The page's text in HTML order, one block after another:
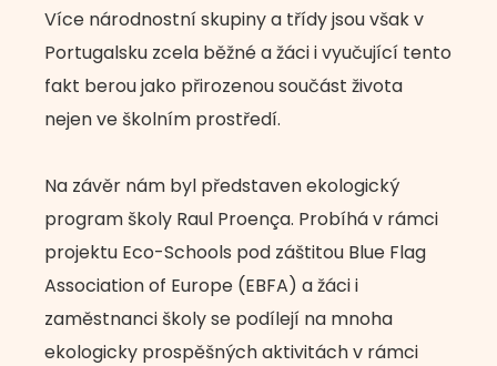
Více národnostní skupiny a třídy jsou však v
Portugalsku zcela běžné a žáci i vyučující tento
fakt berou jako přirozenou součást života
nejen ve školním prostředí.
Na závěr nám byl představen ekologický
program školy Raul Proença. Probíhá v rámci
projektu Eco-Schools pod záštitou Blue Flag
Association of Europe (EBFA) a žáci i
zaměstnanci školy se podílejí na mnoha
ekologicky prospěšných aktivitách v rámci